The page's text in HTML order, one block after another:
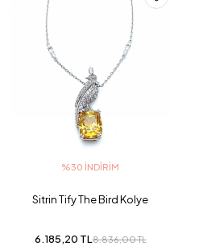
%30 İNDIRIM
Sitrin Tify The Bird Kolye
6.185,20 TL8.836,00 TL